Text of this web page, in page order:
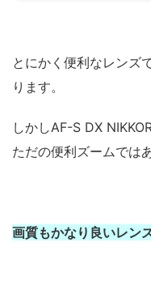
とにかく便利なレンズ
ります。
しかしAF-S DX
ただの便利ズームでは
画質もかなり良いレン